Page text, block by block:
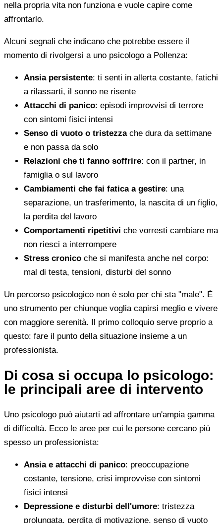
nella propria vita non funziona e vuole capire come
affrontarlo.
Alcuni segnali che indicano che potrebbe essere il
momento di rivolgersi a uno psicologo a Pollenza:
Ansia persistente: ti senti in allerta costante, fatichi
a rilassarti, il sonno ne risente
Attacchi di panico: episodi improvvisi di terrore
con sintomi fisici intensi
Senso di vuoto o tristezzache dura da settimane
e non passa da solo
Relazioni che ti fanno soffrire: con il partner, in
famiglia o sul lavoro
Cambiamenti che fai fatica a gestire: una
separazione, un trasferimento, la nascita di un figlio,
la perdita del lavoro
Comportamenti ripetitivi che vorresti cambiare ma
non riesci a interrompere
Stress cronico che si manifesta anche nel corpo:
mal di testa, tensioni, disturbi del sonno
Un percorso psicologico non è solo per chi sta "male". È
uno strumento per chiunque voglia capirsi meglio e vivere
con maggiore serenità. Il primo colloquio serve proprio a
questo: fare il punto della situazione insieme a un
professionista.
Di cosa si occupa lo psicologo:
le principali aree di intervento
Uno psicologo può aiutarti ad affrontare un'ampia gamma
di difficoltà. Ecco le aree per cui le persone cercano più
spesso un professionista:
Ansia e attacchi di panico: preoccupazione
costante, tensione, crisi improvvise con sintomi
fisici intensi
Depressione e disturbi dell'umore: tristezza
prolungata, perdita di motivazione, senso di vuoto